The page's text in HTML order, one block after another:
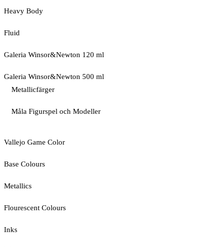
Heavy Body
Fluid
Galeria Winsor&Newton 120 ml
Galeria Winsor&Newton 500 ml
Metallicfärger
Måla Figurspel och Modeller
Vallejo Game Color
Base Colours
Metallics
Flourescent Colours
Inks